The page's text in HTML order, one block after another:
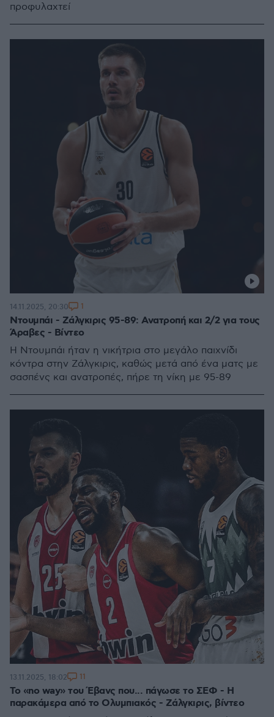
προφυλαχτεί
Ντουμπάι - Ζάλγκιρις 95-89: Ανατροπή και 2/2 για τους
Άραβες - Βίντεο
Η Ντουμπάι ήταν η νικήτρια στο μεγάλο παιχνίδι
κόντρα στην Ζάλγκιρις, καθώς μετά από ένα ματς με
σασπένς και ανατροπές, πήρε τη νίκη με 95-89
14.11.2025, 20:30 1
Το «no way» του Έβανς που... πάγωσε το ΣΕΦ - Η
παρακάμερα από το Ολυμπιακός - Ζάλγκιρις, βίντεο
13.11.2025, 18:02 11